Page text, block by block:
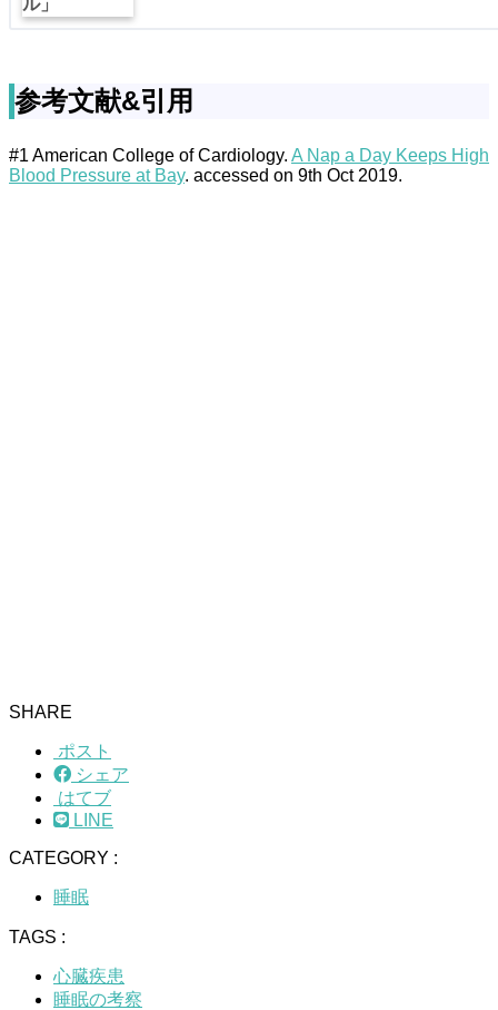
参考文献&引用
#1 American College of Cardiology. A Nap a Day Keeps High
Blood Pressure at Bay. accessed on 9th Oct 2019.
SHARE
ポスト
シェア
はてブ
LINE
CATEGORY :
睡眠
TAGS :
心臓疾患
睡眠の考察